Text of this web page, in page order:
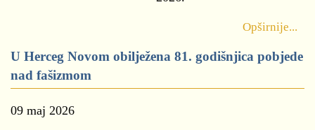
Opširnije...
U Herceg Novom obilježena 81. godišnjica pobjede
nad fašizmom
09 maj 2026